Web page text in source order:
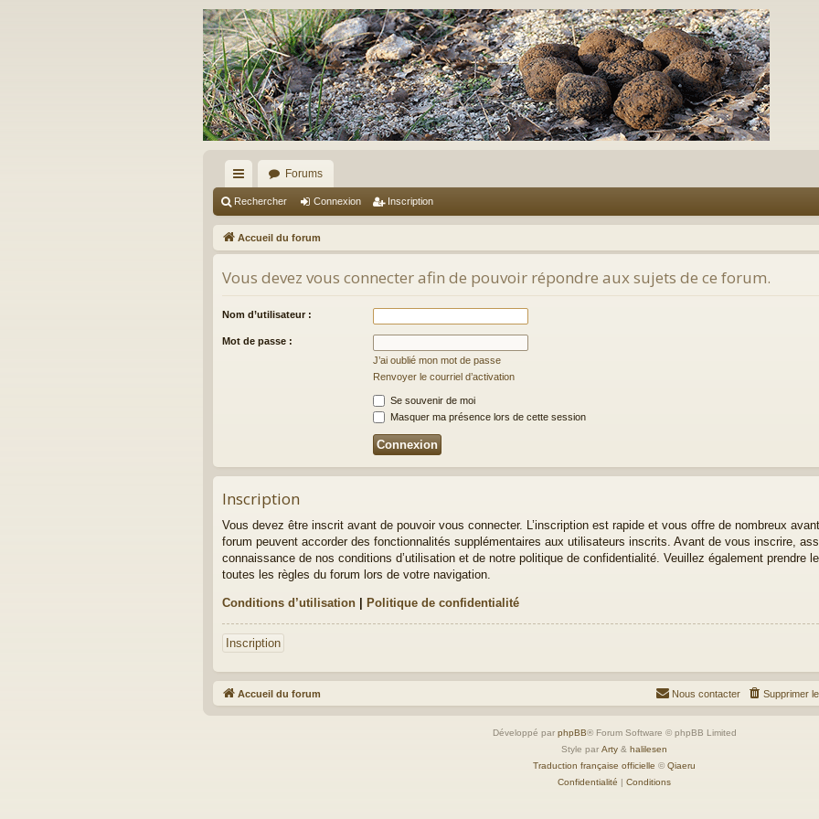
ac
co
ur
ci
s
Forums
Rechercher Connexion Inscription
Accueil du forum
Vous devez vous connecter afin de pouvoir répondre aux sujets de ce forum.
Nom d’utilisateur :
Mot de passe :
J’ai oublié mon mot de passe
Renvoyer le courriel d’activation
Se souvenir de moi
Masquer ma présence lors de cette session
Inscription
Vous devez être inscrit avant de pouvoir vous connecter. L’inscription est rapide et vous offre de nombreux
forum peuvent accorder des fonctionnalités supplémentaires aux utilisateurs inscrits. Avant de vous inscrire,
connaissance de nos conditions d’utilisation et de notre politique de confidentialité. Veuillez également prendre
toutes les règles du forum lors de votre navigation.
Conditions d’utilisation | Politique de confidentialité
Inscription
Accueil du forum Supprimer
Nous contacter
Développé par phpBB® Forum Software © phpBB Limited
Style par Arty & halilesen
Traduction française officielle © Qiaeru
Confidentialité | Conditions